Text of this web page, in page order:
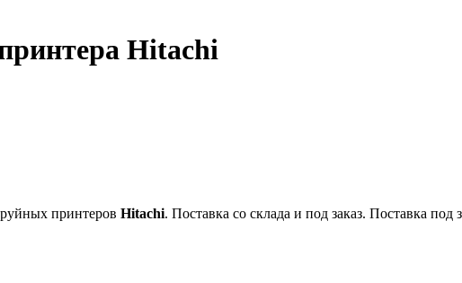
продукции
Hitachi
принтеров Hitachi. Поставка со склада и под заказ. Поставка под